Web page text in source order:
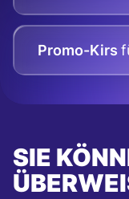
Promo-Kirs
SIE